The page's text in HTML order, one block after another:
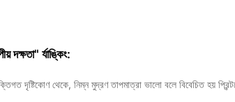
দক্ষতা" র্যাঙ্কিং:
দৃষ্টিকোণ থেকে, নিম্ন মুদ্রণ তাপমাত্রা ভালো বলে বিবেচিত হয়